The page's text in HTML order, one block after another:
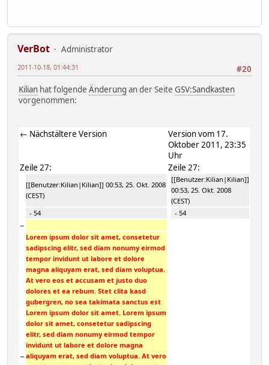
VerBot
Administrator
#20
2011-10-18, 01:44:31
Kilian hat folgende Änderung an der Seite GSV:Sandkasten
vorgenommen:
← Nächstältere Version
Version vom 17.
Oktober 2011, 23:35
Uhr
Zeile 27:
Zeile 27:
[[Benutzer:Kilian|Kilian]] 00:53, 25. Okt. 2008
(CEST)
[[Benutzer:Kilian|Kilian]]
00:53, 25. Okt. 2008
(CEST)
- 54
- 54
−
−
Lorem ipsum dolor sit amet, consetetur
sadipscing elitr, sed diam nonumy eirmod
tempor invidunt ut labore et dolore
magna aliquyam erat, sed diam voluptua.
At vero eos et accusam et justo duo
dolores et ea rebum. Stet clita kasd
gubergren, no sea takimata sanctus est
Lorem ipsum dolor sit amet. Lorem ipsum
dolor sit amet, consetetur sadipscing
elitr, sed diam nonumy eirmod tempor
invidunt ut labore et dolore magna
aliquyam erat, sed diam voluptua. At vero